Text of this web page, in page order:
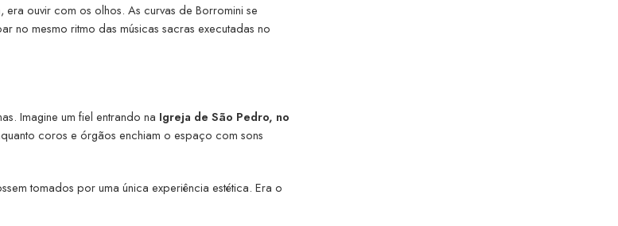
era ouvir com os olhos. As curvas de Borromini se
no mesmo ritmo das músicas sacras executadas no
Imagine um fiel entrando na Igreja de São Pedro, no
coros e órgãos enchiam o espaço com sons
tomados por uma única experiência estética. Era o